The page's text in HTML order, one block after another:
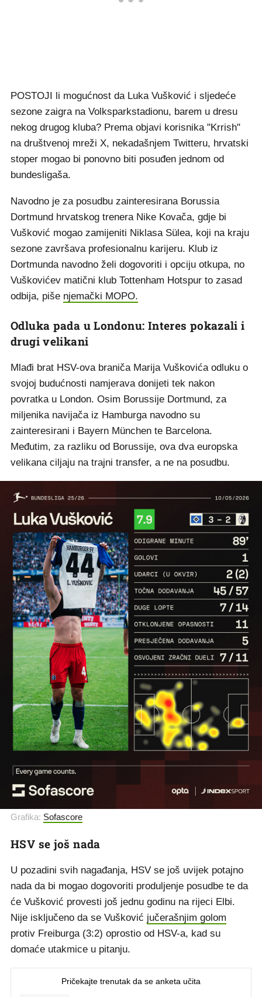
POSTOJI li mogućnost da Luka Vušković i sljedeće
sezone zaigra na Volksparkstadionu, barem u dresu
nekog drugog kluba? Prema objavi korisnika "Krrish"
na društvenoj mreži X, nekadašnjem Twitteru, hrvatski
stoper mogao bi ponovno biti posuđen jednom od
bundesligaša.
Navodno je za posudbu zainteresirana Borussia
Dortmund hrvatskog trenera Nike Kovača, gdje bi
Vušković mogao zamijeniti Niklasa Sülea, koji na kraju
sezone završava profesionalnu karijeru. Klub iz
Dortmunda navodno želi dogovoriti i opciju otkupa, no
Vuškovićev matični klub Tottenham Hotspur to zasad
odbija, piše njemački MOPO.
Odluka pada u Londonu: Interes pokazali i
drugi velikani
Mlađi brat HSV-ova braniča Marija Vuškovića odluku o
svojoj budućnosti namjerava donijeti tek nakon
povratka u London. Osim Borussije Dortmund, za
miljenika navijača iz Hamburga navodno su
zainteresirani i Bayern München te Barcelona.
Međutim, za razliku od Borussije, ova dva europska
velikana ciljaju na trajni transfer, a ne na posudbu.
Grafika: Sofascore
HSV se još nada
U pozadini svih nagađanja, HSV se još uvijek potajno
nada da bi mogao dogovoriti produljenje posudbe te da
će Vušković provesti još jednu godinu na rijeci Elbi.
Nije isključeno da se Vušković jučerašnjim golom
protiv Freiburga (3:2) oprostio od HSV-a, kad su
domaće utakmice u pitanju.